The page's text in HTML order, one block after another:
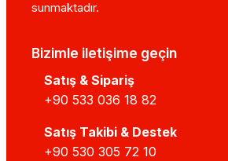
sunmaktadır.
Bizimle iletişime geçin
Satış & Sipariş
+90 533 036 18 82
Satış Takibi & Destek
+90 530 305 72 10